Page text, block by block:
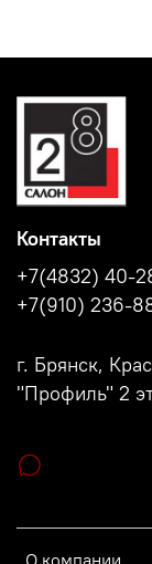
Контакты
+7(4832) 40-
+7(910) 236-
г. Брянск,
"Профиль" 2